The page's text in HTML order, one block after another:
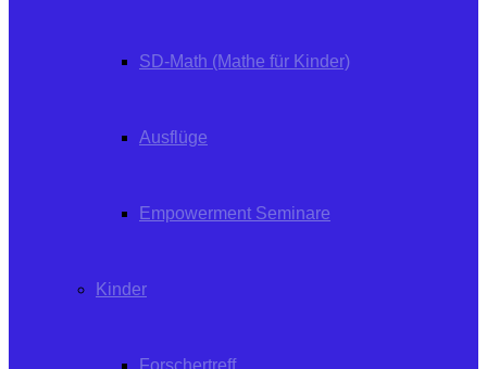
SD-Math (Mathe für Kinder)
Ausflüge
Empowerment Seminare
Kinder
Forschertreff